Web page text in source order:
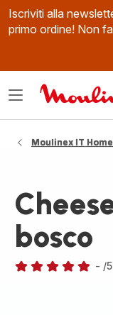
Iscriviti alla
primo ordine! Non
Apri
Moulinex IT
bosco
- /5